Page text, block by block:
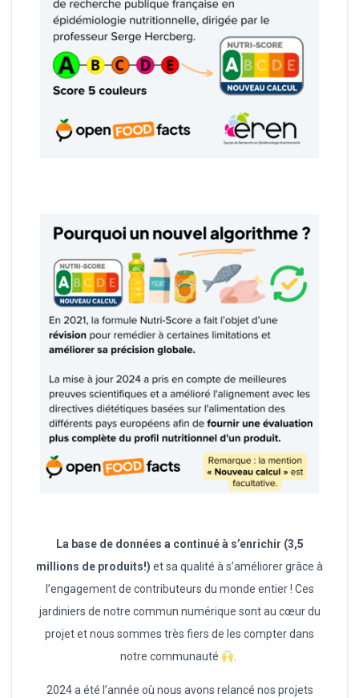
La base de données a continué à s’enrichir (3,5
millions de produits!) et sa qualité à s’améliorer grâce à
l’engagement de contributeurs du monde entier ! Ces
jardiniers de notre commun numérique sont au cœur du
projet et nous sommes très fiers de les compter dans
notre communauté
.
2024 a été l’année où nous avons relancé nos projets